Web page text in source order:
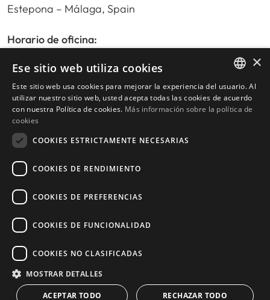
Estepona – Málaga, Spain
Horario de oficina:
Sábados y festivos de 10:00am a 14:00pm
Inicio
Buscador de propiedades
Escribir reseña
Política de privacidad
© 2026
Construido por
ENGLISH
SPANISH
×
Ese sitio web utiliza cookies
Este sitio web usa cookies para mejorar la experiencia del usuario. Al
utilizar nuestro sitio web, usted acepta todas las cookies de acuerdo
con nuestra Política de cookies. Más información sobre la política de
cookies
COOKIES ESTRICTAMENTE NECESARIAS
COOKIES DE RENDIMIENTO
COOKIES DE PREFERENCIAS
COOKIES DE FUNCIONALIDAD
COOKIES NO CLASIFICADAS
MOSTRAR DETALLES
ACEPTAR TODO RECHAZAR TODO